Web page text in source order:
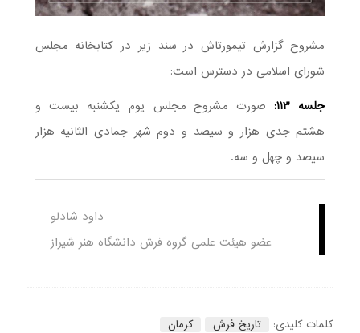
مشروح گزارش تیمورتاش در سند زیر در کتابخانه مجلس
شورای اسلامی در دسترس است:
جلسه ۱۱۳:
صورت مشروح مجلس یوم یکشنبه بیست و
هشتم جدى هزار و سیصد و دوم شهر جمادى الثانیه هزار
سیصد و چهل و سه.
داود شادلو
عضو هیئت علمی گروه فرش دانشگاه هنر شیراز
کلمات کلیدی: تاریخ فرش کرمان